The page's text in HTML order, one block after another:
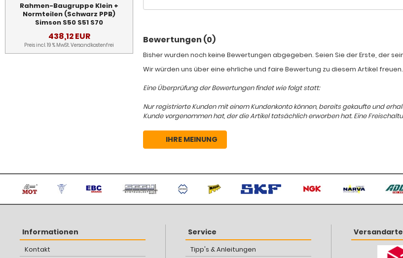
Bewertungen (0)
Bisher wurden noch keine Bewertungen abgegeben. Seien Sie der Erste, der
Wir würden uns über eine ehrliche und faire Bewertung zu diesem Artikel
Eine Überprüfung der Bewertungen findet wie folgt statt:
Nur registrierte Kunden mit einem Kundenkonto können, bereits gekaufte und
Kunde vorgenommen hat, der die Artikel tatsächlich erworben hat. Eine
IHRE MEINUNG
Rahmen-Baugruppe Klein +
Normteilen (Schwarz PPB)
Simson S50 S51 S70
438,12 EUR
Preis incl. 19 % MwSt.Versandkostenfrei
Informationen
Kontakt
Service
Tipp's & Anleitungen